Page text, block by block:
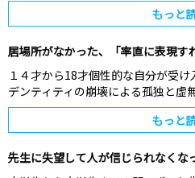
もっと
居場所がなかった、「率直に表現す
１４才から18才個性的な自分が受
デンティティの崩壊による孤独と虚
もっと
先生に失望して人が信じられなくな